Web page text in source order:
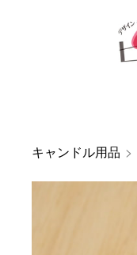
キャンドル用品 >